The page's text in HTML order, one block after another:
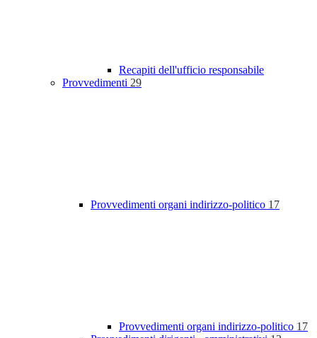
Recapiti dell'ufficio responsabile
Provvedimenti 29
Provvedimenti organi indirizzo-politico 17
Provvedimenti organi indirizzo-politico 17